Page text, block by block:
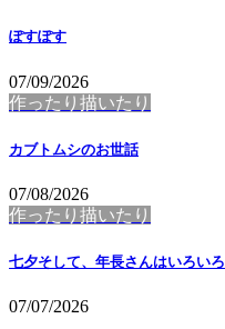
ぽすぽす
07/09/2026
作ったり描いたり
カブトムシのお世話
07/08/2026
作ったり描いたり
七夕そして、年長さんはいろいろ
07/07/2026